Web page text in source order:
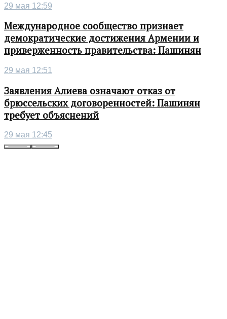
29 мая 12:59
Международное сообщество признает
демократические достижения Армении и
приверженность правительства: Пашинян
29 мая 12:51
Заявления Алиева означают отказ от
брюссельских договоренностей: Пашинян
требует объяснений
29 мая 12:45